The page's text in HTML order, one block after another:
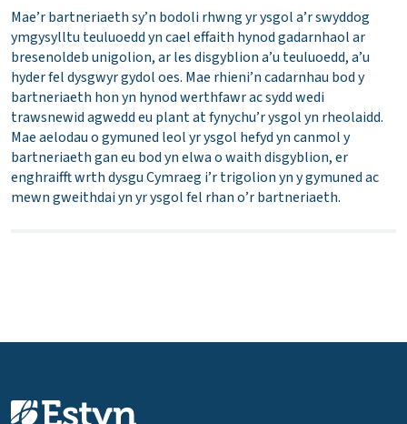
Mae’r bartneriaeth sy’n bodoli rhwng yr ysgol a’r swyddog
ymgysylltu teuluoedd yn cael effaith hynod gadarnhaol ar
bresenoldeb unigolion, ar les disgyblion a’u teuluoedd, a’u
hyder fel dysgwyr gydol oes. Mae rhieni’n cadarnhau bod y
bartneriaeth hon yn hynod werthfawr ac sydd wedi
trawsnewid agwedd eu plant at fynychu’r ysgol yn rheolaidd.
Mae aelodau o gymuned leol yr ysgol hefyd yn canmol y
bartneriaeth gan eu bod yn elwa o waith disgyblion, er
enghraifft wrth dysgu Cymraeg i’r trigolion yn y gymuned ac
mewn gweithdai yn yr ysgol fel rhan o’r bartneriaeth.